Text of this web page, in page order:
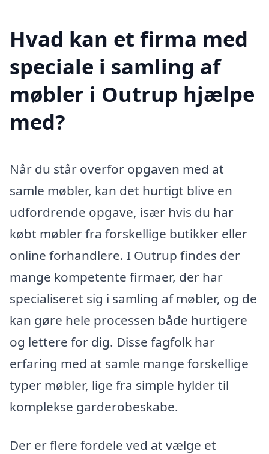
Hvad kan et firma med
speciale i samling af
møbler i Outrup hjælpe
med?
Når du står overfor opgaven med at
samle møbler, kan det hurtigt blive en
udfordrende opgave, især hvis du har
købt møbler fra forskellige butikker eller
online forhandlere. I Outrup findes der
mange kompetente firmaer, der har
specialiseret sig i samling af møbler, og de
kan gøre hele processen både hurtigere
og lettere for dig. Disse fagfolk har
erfaring med at samle mange forskellige
typer møbler, lige fra simple hylder til
komplekse garderobeskabe.
Der er flere fordele ved at vælge et